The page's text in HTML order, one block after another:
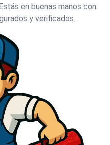
en buenas manos con
y verificados.